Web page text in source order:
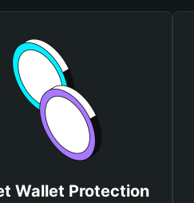
Wallet Protection